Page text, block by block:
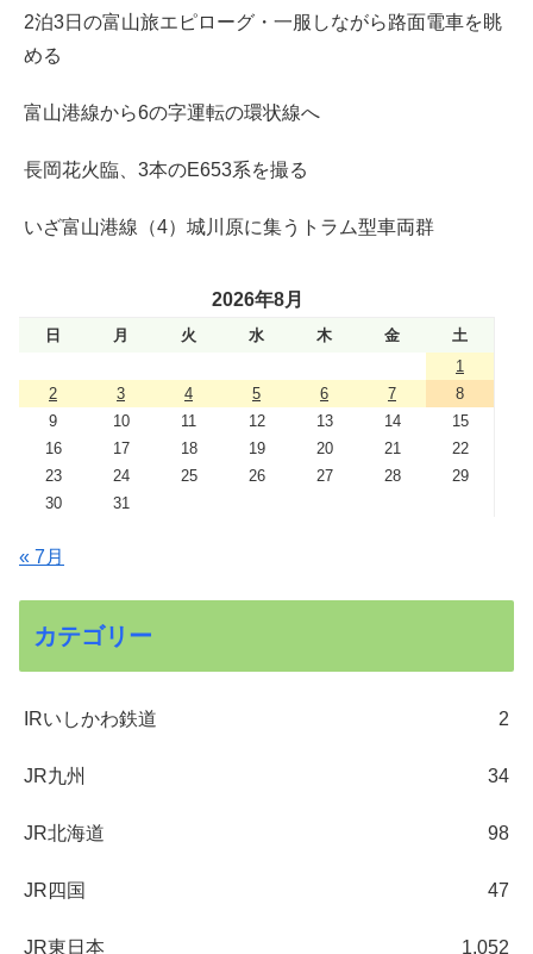
2泊3日の富山旅エピローグ・一服しながら路面電車を眺
める
富山港線から6の字運転の環状線へ
長岡花火臨、3本のE653系を撮る
いざ富山港線（4）城川原に集うトラム型車両群
2026年8月
日 月 火 水 木 金
土
1
2
3 4 5 6 7
8
9
10 11 12 13 14
15
16
17 18 19 20 21
22
23
24 25 26 27 28
29
30
31
« 7月
カテゴリー
IRいしかわ鉄道 2
JR九州 34
JR北海道 98
JR四国 47
JR東日本 1,052